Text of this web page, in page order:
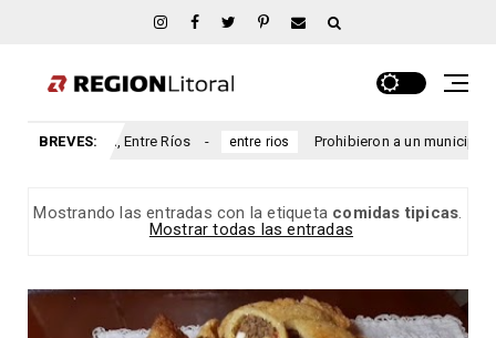
BREVES:entre rios Prohibieron a un municipio entrerriano emitir
Mostrando las entradas con la etiqueta comidas tipicas.
Mostrar todas las entradas